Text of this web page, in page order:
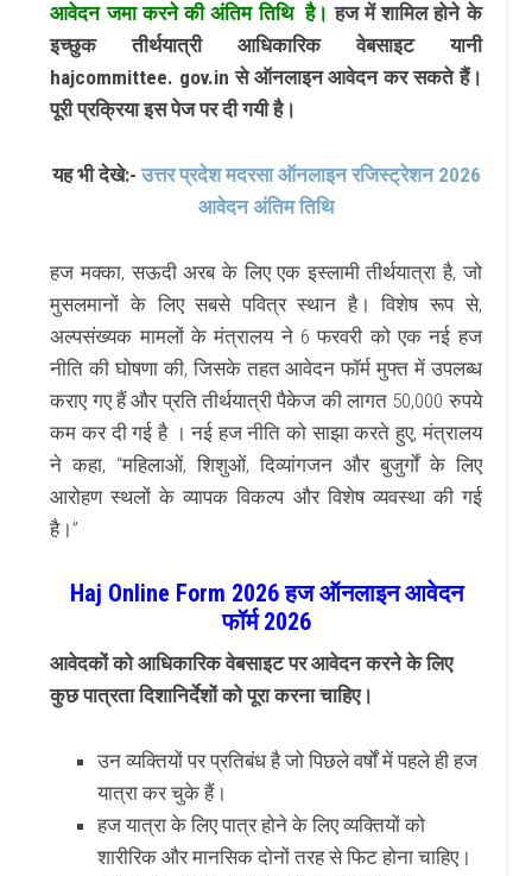
आवेदन जमा करने की अंतिम तिथि है। हज में शामिल होने के
इच्छुक तीर्थयात्री आधिकारिक वेबसाइट यानी
hajcommittee. gov.in से ऑनलाइन आवेदन कर सकते हैं।
पूरी प्रक्रिया इस पेज पर दी गयी है।
यह भी देखे:- उत्तर प्रदेश मदरसा ऑनलाइन रजिस्ट्रेशन 2026
आवेदन अंतिम तिथि
हज मक्का, सऊदी अरब के लिए एक इस्लामी तीर्थयात्रा है, जो
मुसलमानों के लिए सबसे पवित्र स्थान है। विशेष रूप से,
अल्पसंख्यक मामलों के मंत्रालय ने 6 फरवरी को एक नई हज
नीति की घोषणा की, जिसके तहत आवेदन फॉर्म मुफ्त में उपलब्ध
कराए गए हैं और प्रति तीर्थयात्री पैकेज की लागत 50,000 रुपये
कम कर दी गई है ।नई हज नीति को साझा करते हुए, मंत्रालय
ने कहा, “महिलाओं, शिशुओं, दिव्यांगजन और बुजुर्गों के लिए
आरोहण स्थलों के व्यापक विकल्प और विशेष व्यवस्था की गई
है।”
Haj Online Form 2026 हज ऑनलाइन आवेदन
फॉर्म 2026
आवेदकों को आधिकारिक वेबसाइट पर आवेदन करने के लिए
कुछ पात्रता दिशानिर्देशों को पूरा करना चाहिए।
उन व्यक्तियों पर प्रतिबंध है जो पिछले वर्षों में पहले ही हज
यात्रा कर चुके हैं।
हज यात्रा के लिए पात्र होने के लिए व्यक्तियों को
शारीरिक और मानसिक दोनों तरह से फिट होना चाहिए।